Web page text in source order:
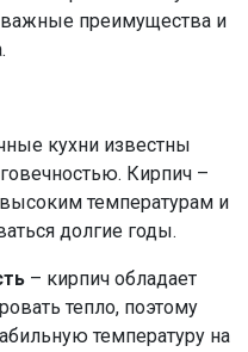
преимущества и
кухни известны
Кирпич –
температурам и
долгие годы.
– кирпич обладает
тепло, поэтому
температуру на